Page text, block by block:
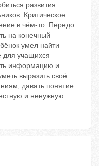
развития
Критическое
в чём-то. Передо
на конечный
умел найти
учащихся
информацию и
выразить своё
давать понятие
и ненужную